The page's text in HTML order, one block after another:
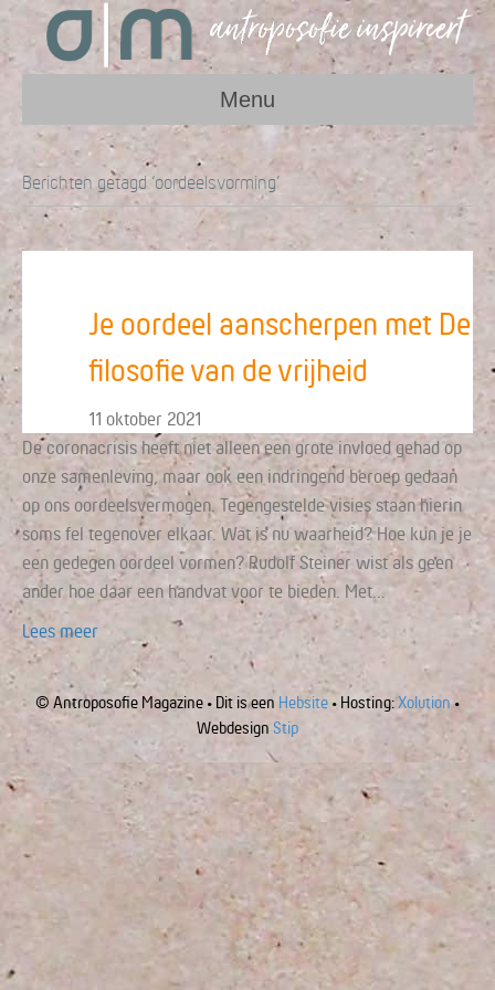
Menu
Berichten getagd ‘oordeelsvorming’
Je oordeel aanscherpen met De
filosofie van de vrijheid
11 oktober 2021
De coronacrisis heeft niet alleen een grote invloed gehad op
onze samenleving, maar ook een indringend beroep gedaan
op ons oordeelsvermogen. Tegengestelde visies staan hierin
soms fel tegenover elkaar. Wat is nu waarheid? Hoe kun je je
een gedegen oordeel vormen? Rudolf Steiner wist als geen
ander hoe daar een handvat voor te bieden. Met…
Lees meer
© Antroposofie Magazine • Dit is een Hebsite • Hosting:Xolution•
Webdesign Stip